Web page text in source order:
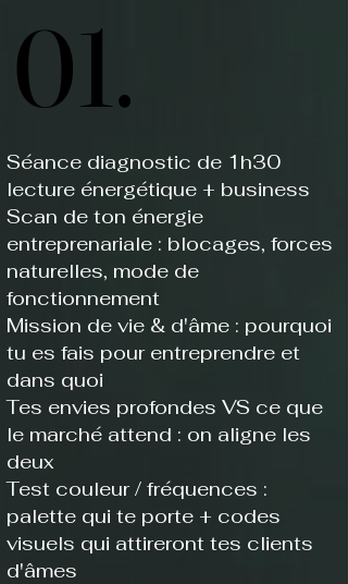
01.
01.
Séance diagnostic de 1h30
lecture énergétique + business
Scan de ton énergie
entreprenariale : blocages, forces
naturelles, mode de
fonctionnement
Mission de vie & d'âme : pourquoi
tu es fais pour entreprendre et
dans quoi
Tes envies profondes VS ce que
le marché attend : on aligne les
deux
​Test couleur / fréquences :
palette qui te porte + codes
visuels qui attireront tes clients
d'âmes